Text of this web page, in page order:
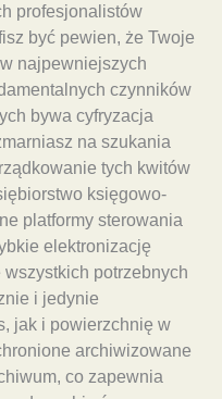
profesjonalistów
być pewien, że Twoje
najpewniejszych
czynników
bywa cyfryzacja
na szukania
tych kwitów
księgowo-
platformy sterowania
elektronizację
potrzebnych
i jedynie
jak i powierzchnię w
archiwizowane
co zapewnia